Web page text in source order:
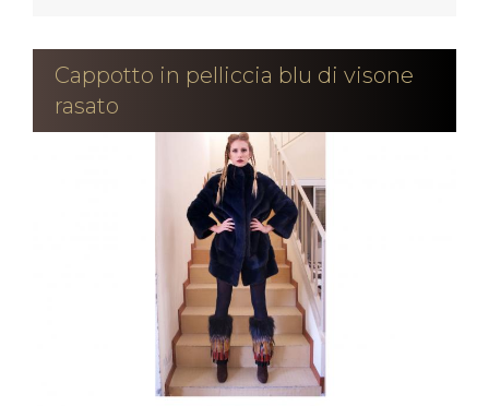
Cappotto in pelliccia blu di visone
rasato